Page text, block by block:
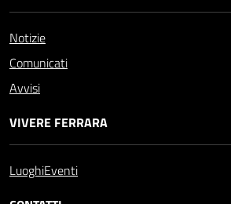
Notizie
Comunicati
Avvisi
VIVERE FERRARA
LuoghiEventi